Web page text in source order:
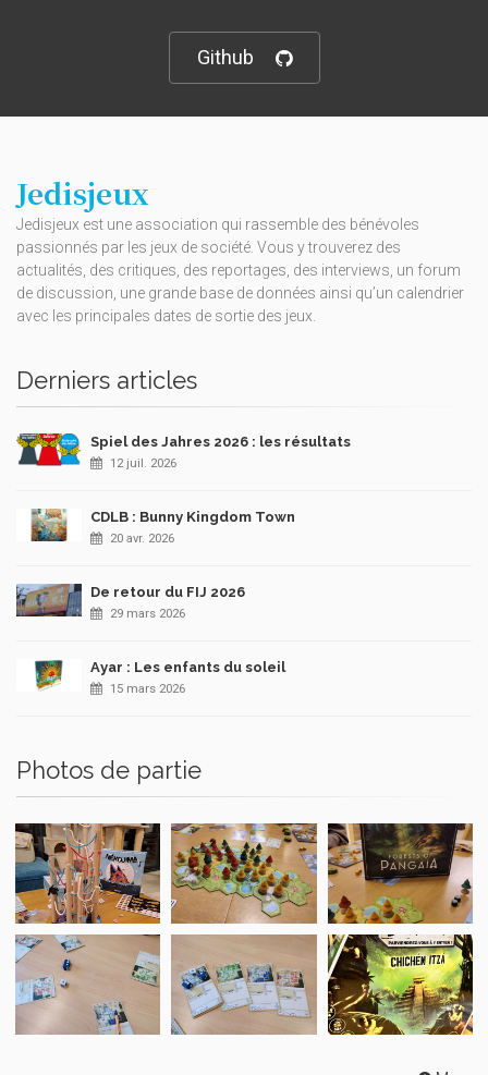
Github
Jedisjeux
Jedisjeux est une association qui rassemble des bénévoles
passionnés par les jeux de société. Vous y trouverez des
actualités, des critiques, des reportages, des interviews, un forum
de discussion, une grande base de données ainsi qu’un calendrier
avec les principales dates de sortie des jeux.
Derniers articles
Spiel des Jahres 2026 : les résultats
12 juil. 2026
CDLB : Bunny Kingdom Town
20 avr. 2026
De retour du FIJ 2026
29 mars 2026
Ayar : Les enfants du soleil
15 mars 2026
Photos de partie